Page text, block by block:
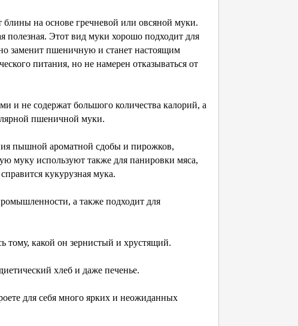
на основе гречневой или овсяной муки.
полезная. Этот вид муки хорошо подходит для
заменит пшеничную и станет настоящим
питания, но не намерен отказываться от
и не содержат большого количества калорий, а
пшеничной муки.
пышной ароматной сдобы и пирожков,
муку используют также для панировки мяса,
кукурузная мука.
а также подходит для
тому, какой он зернистый и хрустящий.
хлеб и даже печенье.
для себя много ярких и неожиданных